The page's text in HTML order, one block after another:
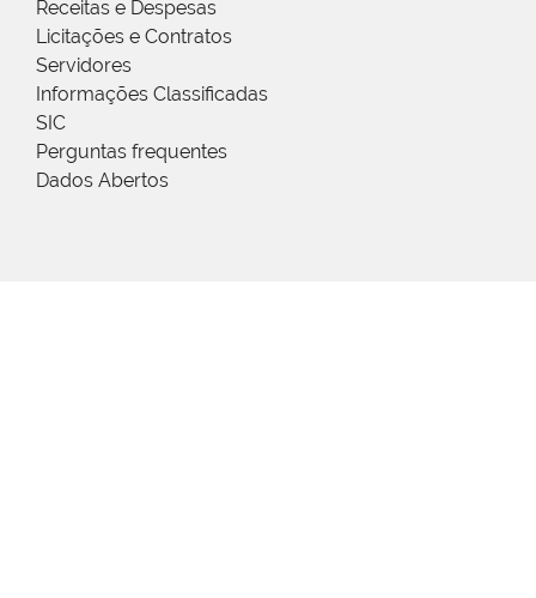
Receitas e Despesas
Licitações e Contratos
Servidores
Informações Classificadas
SIC
Perguntas frequentes
Dados Abertos